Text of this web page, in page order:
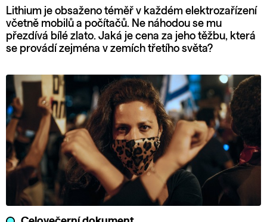
Lithium je obsaženo téměř v každém elektrozařízení
včetně mobilů a počítačů. Ne náhodou se mu
přezdívá bílé zlato. Jaká je cena za jeho těžbu, která
se provádí zejména v zemích třetího světa?